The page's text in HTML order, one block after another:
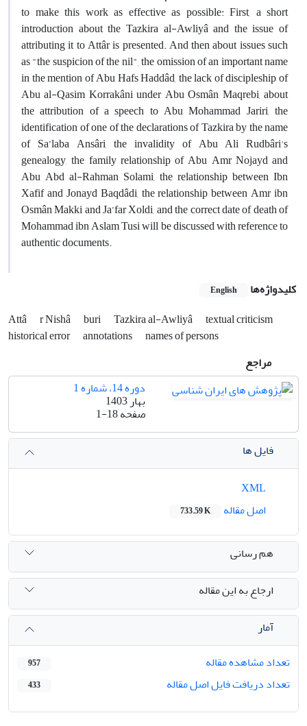
to make this work as effective as possible: First, a short
introduction about the Tazkira al-Awliyâ and the issue of
attributing it to Attâr is presented. And then about issues such
as "the suspicion of the nil", the omission of an important name
in the mention of Abu Hafs Haddâd, the lack of discipleship of
Abu al-Qasim Korrakâni under Abu Osmân Maqrebi, about
the attribution of a speech to Abu Mohammad Jariri, the
identification of one of the declarations of Tazkira by the name
of Sa’laba Ansâri, the invalidity of Abu Ali Rudbâri's
genealogy, the family relationship of Abu Amr Nojayd and
Abu Abd al-Rahman Solami, the relationship between Ibn
Xafif and Jonayd Baqdâdi, the relationship between Amr ibn
Osmân Makki and Ja’far Xoldi, and the correct date of death of
Mohammad ibn Aslam Tusi will be discussed with reference to
authentic documents.
کلیدواژه‌ها English
Attâ r Nishâ buri Tazkira al-Awliyâ
textual criticism
historical error annotations
names of persons
مراجع
دوره 14، شماره 1
بهار 1403
صفحه1-18
فایل ها
اصل مقاله
733.59 K
هم رسانی
ارجاع به این مقاله
آمار
تعداد مشاهده مقاله
957
تعداد دریافت فایل اصل مقاله 433